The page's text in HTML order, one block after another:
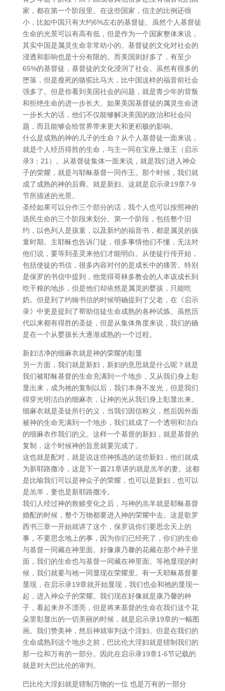
家，都在第一个阶段里。在这些国家，信主的比例还很
小，比如中国只有大约6%左右的基督徒。虽然个人基督徒
生命的光景可以有高有低，但是作为一个国家整体来说，
其实中国是属灵生命非常幼小的。基督徒的文化对社会的
浸透和影响也是十分有限的。而美国则好多了，有至少
65%的基督徒，基督徒的文化浸润了社会。虽然有很多的
堕落，但是瘦死的骆驼比马大，比中国这样的福音前社会
强多了。但是你看到美国社会的问题，就是青少年的背叛
和拒绝生命的进一步长大。如果美国基督徒的属灵生命进
一步长大的话，他们不仅能够解决美国的政治和社会问
题，而且能够会给世界带来更大和更积极的影响。
什么是成熟的神的儿子的生命？从个人基督徒一面来说，
就是个人经历得胜的生命，与主一同在宝座上做王（启示
录3：21）。从基督徒集体一面来说，就是我们进入神众
子的荣耀，就是与耶稣基督一同作王。那个时候，我们就
成了成熟的神的后裔。就是新妇。这就是启示录19章7-9
节所描述的光景。
圣经如果可以分作三个部分的话，我个人也可以按照神的
选民生命的三个阶段来划分。第一个阶段，包括整个旧
约，以色列人是孩童，以及新约的福音书，都是属灵的孩
童时期。主耶稣也告诉门徒，很多事情他们不懂，无法对
他们说，要等到圣灵来他们才能明白。从使徒行传开始，
包括使徒的书信，很多内容对付的是成长中的痛苦。特别
是保罗的书信中提到，他觉得哥林多教会的人本该成长到
吃干粮的地步，但是他们却依然是属灵的婴孩，只能吃
奶。但是到了约翰书信的时候明确提到了父老，在《启示
录》中更是提到了帮助信徒生命成熟的各种试炼。虽然历
代以来都有得胜的圣徒，但是从集体角度来说，我们的确
是在一个从婴孩长大逐渐成熟的一个过程。
新妇洁净的细麻衣就是神的荣耀的彰显
另一方面，我们就是新妇，新妇的意思就是什么呢？就是
我们被耶稣基督的生命充满到一个地步，又从我们身上彰
显出来，成为祂的复制以后，我们本身不发光，但是我们
得穿光明洁白的细麻衣，让神的光从我们身上彰显出来。
细麻衣就是圣徒所行的义，当我们因信称义，然后因外面
被神的生命充满到一个地步，我们就成了一个透明和洁白
的细麻衣作我们的义。这样一个基督的新妇，就是基督的
复制，这个时候神的旨意就要完成了。
这也就是配对，就是说这些神拣选的这些新妇，他们就成
为新耶路撒冷，这是下一篇21章讲的就是羔羊的妻。这都
是比喻我们可以是神众子的荣耀，也可以是新妇，也可以
是羔羊，妻也是新耶路撒冷。
我们人经过神的救赎变化之后，与神的羔羊就是耶稣基督
婚配的时候，整个万物都要进入神的荣耀中去。这是歌罗
西书三章一开始就讲了这个，保罗说你们要思念天上的
事，不要思念地上的事，因为你们已经死了，你们的生命
与基督一同藏在神里面。好像康乃馨的花藏在那个种子里
面，我们的生命也与基督一同藏在神里面。等祂显现的时
候，我们就要与祂一同显现在荣耀里。有一天耶稣基督要
显现，在启示录19章就开始显现，我们也会和祂的显现一
起，进入神众子的荣耀。我们现在好像就是康乃馨的种
子，看起来并不漂亮，但是将来基督的生命在我们这个花
朵里彰显出的一切美丽的时候，就是启示录19章的一幅图
画。我们赞美神，然后神就审判这个淫妇。但是在我们的
生命成熟到这个地步之前，巴比伦大淫妇就是辖制我们的
那一位和万有的一部分。因此在启示录19章1-6节记载的
就是对大巴比伦的审判。
巴比伦大淫妇就是辖制万物的一位 也是万有的一部分